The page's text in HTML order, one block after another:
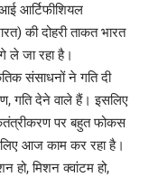
आर्टिफीशियल
की दोहरी ताकत भारत
ले जा रहा है।
संसाधनों ने गति दी
गति देने वाले हैं। इसलिए
पर बहुत फोकस
लिए आज काम कर रहा है।
हो, मिशन क्वांटम हो,